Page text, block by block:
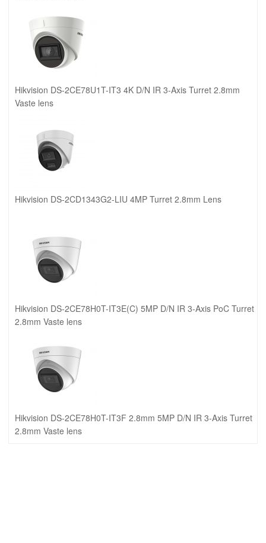
Hikvision DS-2CE78U1T-IT3 4K D/N IR 3-Axis Turret 2.8mm
Vaste lens
Hikvision DS-2CD1343G2-LIU 4MP Turret 2.8mm Lens
Hikvision DS-2CE78H0T-IT3E(C) 5MP D/N IR 3-Axis PoC Turret
2.8mm Vaste lens
Hikvision DS-2CE78H0T-IT3F 2.8mm 5MP D/N IR 3-Axis Turret
2.8mm Vaste lens